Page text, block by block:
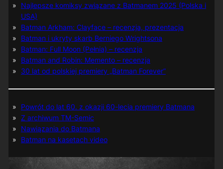
Najlepsze komiksy związane z Batmanem 2025 (Polska i
USA)
Batman Arkham: Clayface – recenzja, prezentacja
Batman i ukryty skarb Berniego Wrightsona
Batman: Full Moon (Pełnia) – recenzja
Batman and Robin: Memento – recenzja
30 lat od polskiej premiery „Batman Forever”
Powrót do lat 60. z okazji 60-lecia premiery Batmana
Z archiwum TM-Semic
Nawiązania do Batmana
Batman na kasetach video